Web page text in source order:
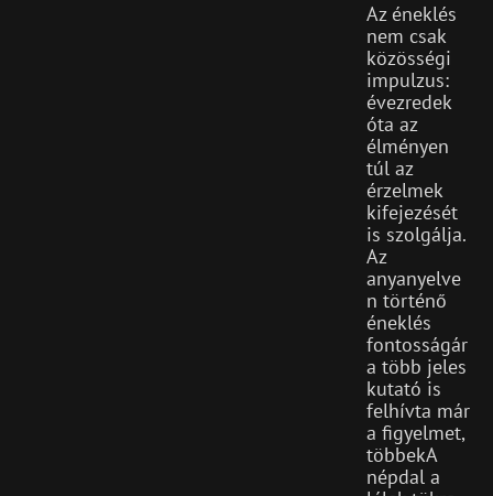
Az éneklés
nem csak
közösségi
impulzus:
évezredek
óta az
élményen
túl az
érzelmek
kifejezését
is szolgálja.
Az
anyanyelve
n történő
éneklés
fontosságár
a több jeles
kutató is
felhívta már
a figyelmet,
többekA
népdal a